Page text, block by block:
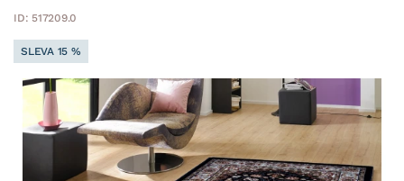
ID: 517209.0
SLEVA 15 %